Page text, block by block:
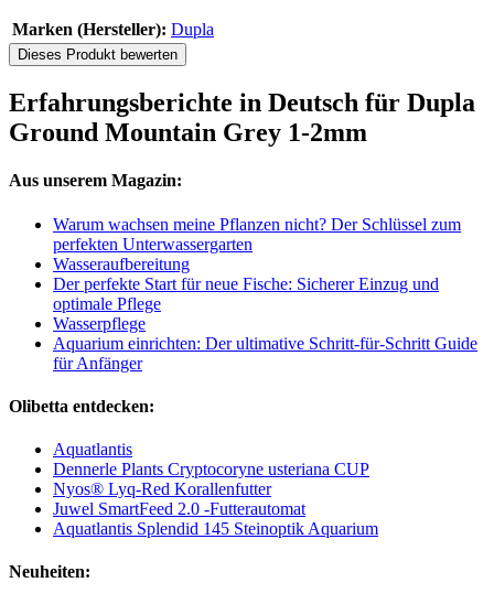
Marken (Hersteller): Dupla
Dieses Produkt bewerten
Erfahrungsberichte in Deutsch für Dupla
Ground Mountain Grey 1-2mm
Aus unserem Magazin:
Warum wachsen meine Pflanzen nicht? Der Schlüssel zum
perfekten Unterwassergarten
Wasseraufbereitung
Der perfekte Start für neue Fische: Sicherer Einzug und
optimale Pflege
Wasserpflege
Aquarium einrichten: Der ultimative Schritt-für-Schritt Guide
für Anfänger
Olibetta entdecken:
Aquatlantis
Dennerle Plants Cryptocoryne usteriana CUP
Nyos® Lyq-Red Korallenfutter
Juwel SmartFeed 2.0 -Futterautomat
Aquatlantis Splendid 145 Steinoptik Aquarium
Neuheiten: